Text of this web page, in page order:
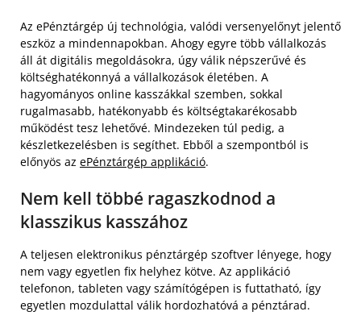
Az ePénztárgép új technológia, valódi versenyelőnyt jelentő
eszköz a mindennapokban. Ahogy egyre több vállalkozás
áll át digitális megoldásokra, úgy válik népszerűvé és
költséghatékonnyá a vállalkozások életében. A
hagyományos online kasszákkal szemben, sokkal
rugalmasabb, hatékonyabb és költségtakarékosabb
működést tesz lehetővé. Mindezeken túl pedig, a
készletkezelésben is segíthet. Ebből a szempontból is
előnyös az ePénztárgép applikáció.
Nem kell többé ragaszkodnod a
klasszikus kasszához
A teljesen elektronikus pénztárgép szoftver lényege, hogy
nem vagy egyetlen fix helyhez kötve. Az applikáció
telefonon, tableten vagy számítógépen is futtatható, így
egyetlen mozdulattal válik hordozhatóvá a pénztárad.